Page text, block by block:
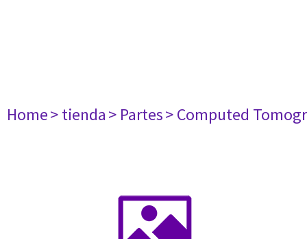
Home> tienda> Partes> Computed